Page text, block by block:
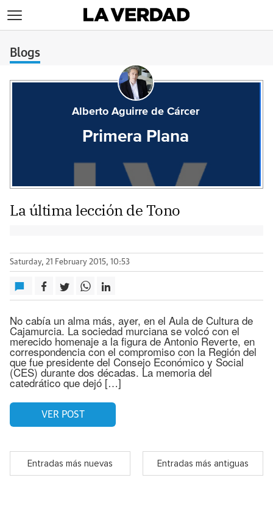
Blogs
Alberto Aguirre de Cárcer
Primera Plana
La última lección de Tono
Saturday, 21 February 2015, 10:53
No cabía un alma más, ayer, en el Aula de Cultura de
Cajamurcia. La sociedad murciana se volcó con el
merecido homenaje a la figura de Antonio Reverte, en
correspondencia con el compromiso con la Región del
que fue presidente del Consejo Económico y Social
(CES) durante dos décadas. La memoria del
catedrático que dejó […]
VER POST
Entradas más nuevas Entradas más antiguas